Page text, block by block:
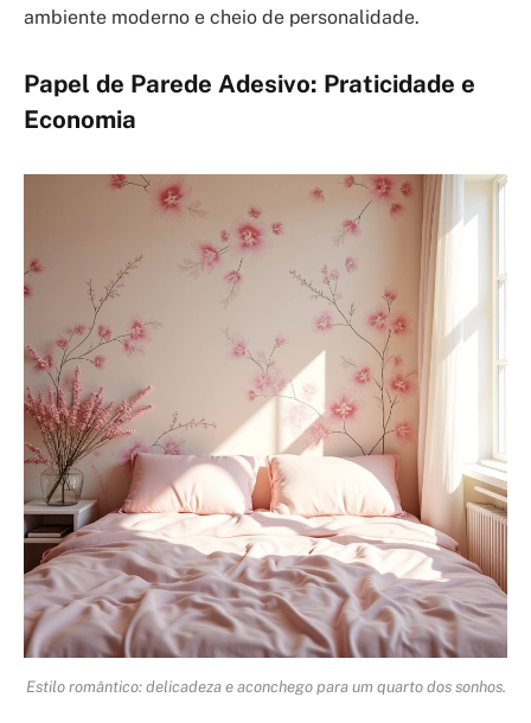
ambiente moderno e cheio de personalidade.
Papel de Parede Adesivo: Praticidade e
Economia
Estilo romântico: delicadeza e aconchego para um quarto dos sonhos.